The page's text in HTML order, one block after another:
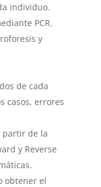
individuo.
PCR.
y
de cada
casos, errores
partir de la
y Reverse
obtener el